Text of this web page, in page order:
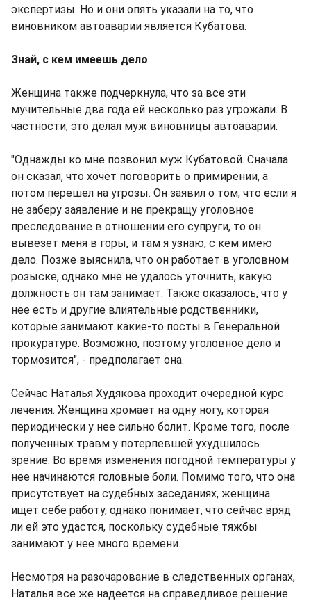
экспертизы. Но и они опять указали на то, что
виновником автоаварии является Кубатова.
Знай, с кем имеешь дело
Женщина также подчеркнула, что за все эти
мучительные два года ей несколько раз угрожали. В
частности, это делал муж виновницы автоаварии.
"Однажды ко мне позвонил муж Кубатовой. Сначала
он сказал, что хочет поговорить о примирении, а
потом перешел на угрозы. Он заявил о том, что если я
не заберу заявление и не прекращу уголовное
преследование в отношении его супруги, то он
вывезет меня в горы, и там я узнаю, с кем имею
дело. Позже выяснила, что он работает в уголовном
розыске, однако мне не удалось уточнить, какую
должность он там занимает. Также оказалось, что у
нее есть и другие влиятельные родственники,
которые занимают какие-то посты в Генеральной
прокуратуре. Возможно, поэтому уголовное дело и
тормозится", - предполагает она.
Сейчас Наталья Худякова проходит очередной курс
лечения. Женщина хромает на одну ногу, которая
периодически у нее сильно болит. Кроме того, после
полученных травм у потерпевшей ухудшилось
зрение. Во время изменения погодной температуры у
нее начинаются головные боли. Помимо того, что она
присутствует на судебных заседаниях, женщина
ищет себе работу, однако понимает, что сейчас вряд
ли ей это удастся, поскольку судебные тяжбы
занимают у нее много времени.
Несмотря на разочарование в следственных органах,
Наталья все же надеется на справедливое решение